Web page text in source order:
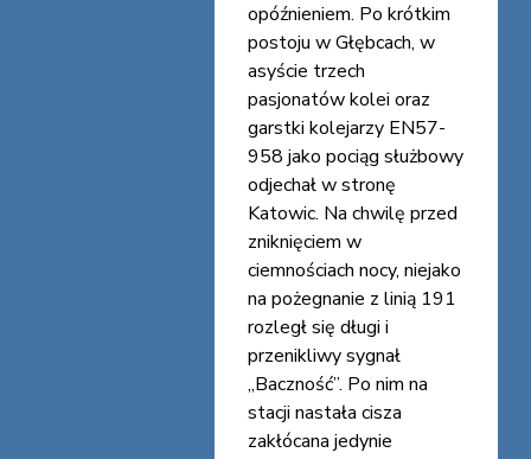
opóźnieniem. Po krótkim
postoju w Głębcach, w
asyście trzech
pasjonatów kolei oraz
garstki kolejarzy EN57-
958 jako pociąg służbowy
odjechał w stronę
Katowic. Na chwilę przed
zniknięciem w
ciemnościach nocy, niejako
na pożegnanie z linią 191
rozległ się długi i
przenikliwy sygnał
„Baczność”. Po nim na
stacji nastała cisza
zakłócana jedynie